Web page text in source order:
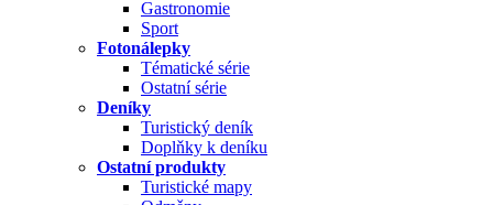
Gastronomie
Sport
Fotonálepky
Tématické série
Ostatní série
Deníky
Turistický deník
Doplňky k deníku
Ostatní produkty
Turistické mapy